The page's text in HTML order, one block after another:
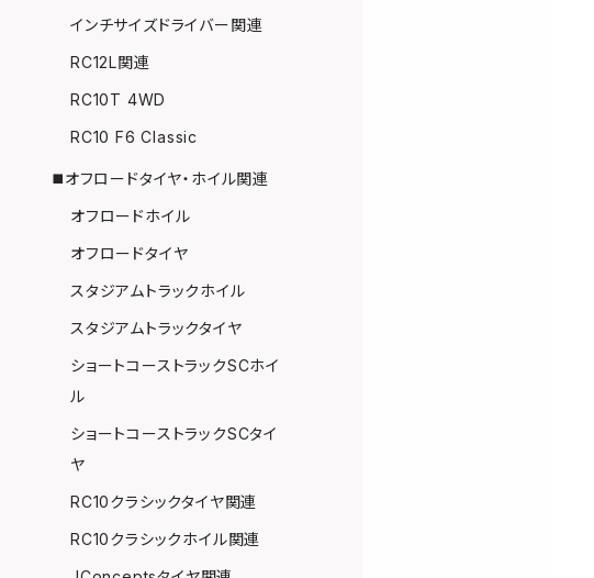
インチサイズドライバー関連
RC12L関連
RC10T 4WD
RC10 F6 Classic
◼️オフロードタイヤ・ホイル関連
オフロードホイル
オフロードタイヤ
スタジアムトラックホイル
スタジアムトラックタイヤ
ショートコーストラックSCホイ
ル
ショートコーストラックSCタイ
ヤ
RC10クラシックタイヤ関連
RC10クラシックホイル関連